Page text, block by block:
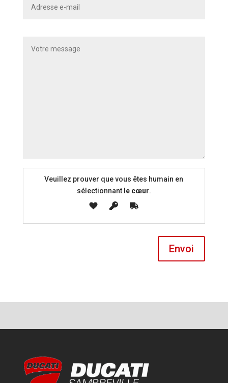
Veuillez prouver que vous êtes humain en
sélectionnantle cœur.
Envoi